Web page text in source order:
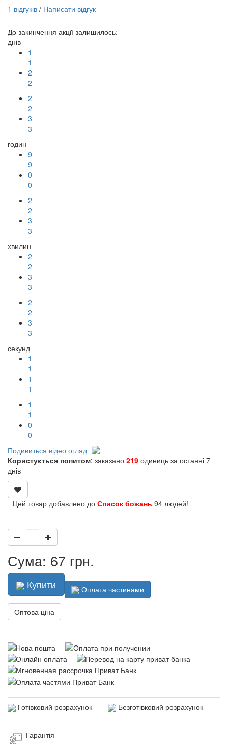
1 відгуків / Написати відгук
До закинчення акції залишилось:
днів
1
1
2
2
2
2
3
3
годин
9
9
0
0
2
2
3
3
хвилин
2
2
3
3
2
2
3
3
секунд
1
1
0
0
0
0
9
9
Подивиться відео огляд
Користується попитом; заказано 219 одиниць за останні 7
днів
Цей товар добавлено до Список божань 94 людей!
Сума: 67 грн.
Купити Оплата частинами
Оптова ціна
Готівковий розрахунок Безготівковий розрахунок
Гарантія